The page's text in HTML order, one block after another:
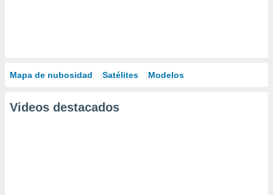
Mapa de nubosidad Satélites Modelos
Videos destacados